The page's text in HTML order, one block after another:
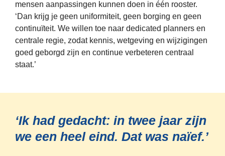
‘Dan krijg je geen uniformiteit, geen borging en geen
continuïteit. We willen toe naar dedicated planners en
centrale regie, zodat kennis, wetgeving en wijzigingen
goed geborgd zijn en continue verbeteren centraal
staat.’
‘Ik had gedacht: in twee jaar zijn
we een heel eind. Dat was naïef.’